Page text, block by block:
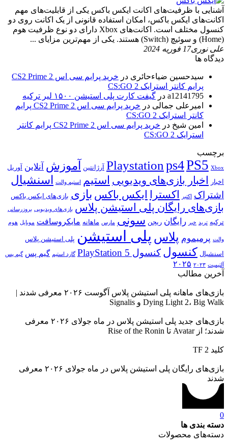
آشنایی با ظرفیت‌های اکانت ایکس باکس یکی از قابلیت‌های مهم
اکانت‌های ایکس باکس، امکان استفاده قانونی از یک اکانت روی دو
کنسول مختلف است. اکانت‌های Xbox دارای دو نوع ظرفیت هوم
(Home) و سوئیچ (Switch) هستند. یکی از مهم‌ترین مزایای ...
علی نوری17 فوریه 2024
دیدگاه ها
سیدحسین ضیاءحائری در
خرید پرایم سی اس 2 CS2 Prime
پرایم کانتر استرایک 2 CS:GO
a12141795 در گیفت کارت پلی استیشن ۱۵۰۰ لیر ترکیه
امیرعلی جمالی در
خرید پرایم سی اس 2 CS2 Prime پرایم
کانتر استرایک 2 CS:GO
امین شیخ در
خرید پرایم سی اس 2 CS2 Prime پرایم کانتر
استرایک 2 CS:GO
برچسب
Playstation ps4PS5 Xbox آرژانتین آموزش آنلاین آوریل
اخبار
اخبار بازی‌های ویدیویی استیم استیم والت اسنشیال
اشتراک اکتبر اکسترا ایکس باکس بازی بازی‌های ایکس باکس
بازی‌های رایگان پلی استیشن پلاس بازی‌های ویدیویی بروزرسانی
ترکیه ترید خبر رایگان ریجن سونی مارس ماهانه مایکروسافت موبایل هوم
والت پرمیموم پلاس پلی استیشن پلی استیشن پلاس
اسنشیال کنسول کنسول PlayStation 5 گارد استیم گیم پس گیم پس
آلتیمیت ۲۰۲۳ ۲۰۲۵
آخرین مطالب
بازی‌های ماهانه پلی استیشن پلاس آگوست ۲۰۲۶ معرفی شدند |
Dying Light 2، Big Walk و Signalis
بازی‌های جدید پلی استیشن پلاس در ماه جولای ۲۰۲۶ معرفی
شدند؛ از Avatar تا Rise of the Ronin
کلید TF 2
بازی‌های رایگان پلی استیشن پلاس در ماه جولای ۲۰۲۶ معرفی
شدند
0
دسته بندی ها
دسته‌های محصولات